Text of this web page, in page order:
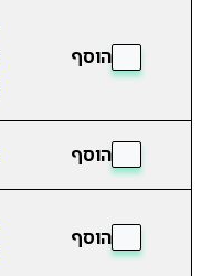
הוסף
הוסף
הוסף